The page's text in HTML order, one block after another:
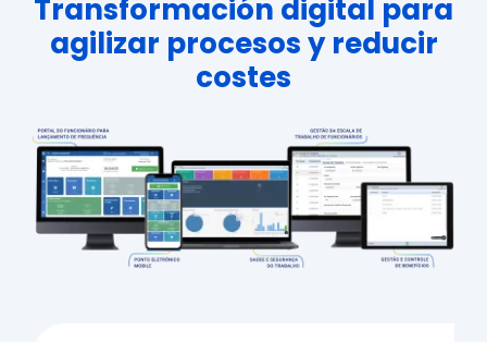
Transformación digital para
agilizar procesos y reducir
costes